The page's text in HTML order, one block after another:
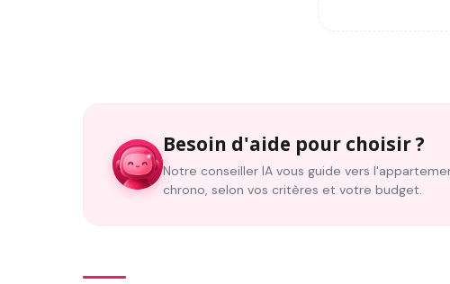
Besoin d'aide pour choisir ?
Notre conseiller IA vous guide vers
chrono, selon vos critères et votre budget.